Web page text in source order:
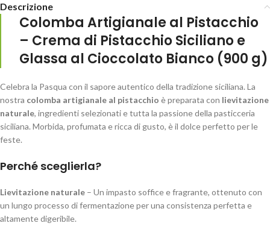
Descrizione
Colomba Artigianale al Pistacchio
– Crema di Pistacchio Siciliano e
Glassa al Cioccolato Bianco (900 g)
Celebra la Pasqua con il sapore autentico della tradizione siciliana. La
nostra colomba artigianale al pistacchio è preparata con lievitazione
naturale, ingredienti selezionati e tutta la passione della pasticceria
siciliana. Morbida, profumata e ricca di gusto, è il dolce perfetto per le
feste.
Perché sceglierla?
Lievitazione naturale – Un impasto soffice e fragrante, ottenuto con
un lungo processo di fermentazione per una consistenza perfetta e
altamente digeribile.